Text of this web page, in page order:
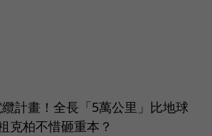
計畫！全長「5萬公里」比地球
克柏不惜砸重本？